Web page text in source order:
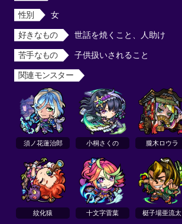
性別 女
好きなもの 世話を焼くこと、人助け
苦手なもの 子供扱いされること
関連モンスター
須ノ花蓮治郎 小桐さくの 朧木ロウラ
紋化猿 十文字雷葉 梃子場亜流太